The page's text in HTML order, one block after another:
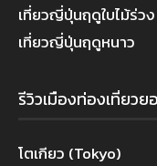
เที่ยวญี่ปุ่นฤดูใบไม้ร่วง
เที่ยวญี่ปุ่นฤดูหนาว
รีวิวเมืองท่องเที่ยว
โตเกียว (Tokyo)